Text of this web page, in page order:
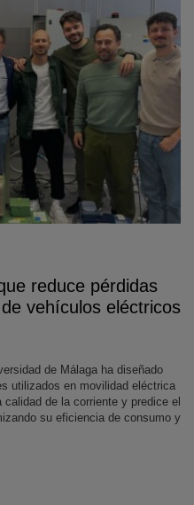
reduce pérdidas
vehículos eléctricos
de Málaga ha diseñado
utilizados en movilidad eléctrica
de la corriente y predice el
su eficiencia de consumo y